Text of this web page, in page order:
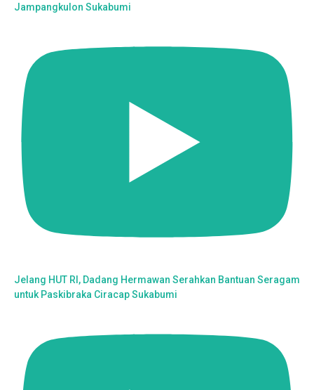
Jampangkulon Sukabumi
Jelang HUT RI, Dadang Hermawan Serahkan Bantuan Seragam
untuk Paskibraka Ciracap Sukabumi